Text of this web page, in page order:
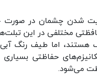
اذیت شدن چشمان در
مختلفی در این
اما طیف رنگ
حفاظتی بسیاری